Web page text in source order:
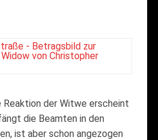
Reaktion der Witwe erscheint
die Beamten in den
ist aber schon angezogen